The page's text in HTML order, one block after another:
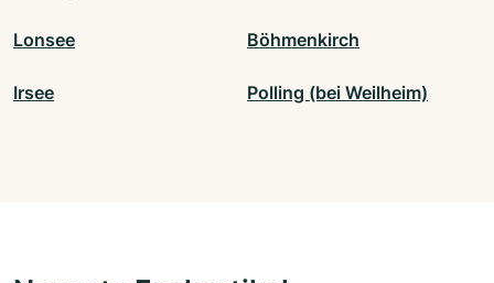
Lonsee Böhmenkirch
Irsee Polling (bei Weilheim)